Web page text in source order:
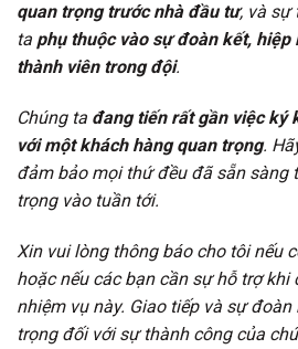
quan trọng trước nhà đầu tư, và sự
ta phụ thuộc vào sự đoàn kết, hiệp
thành viên trong đội.
Chúng ta đang tiến rất gần việc ký
với một khách hàng quan trọng.
đảm bảo mọi thứ đều đã sẵn sàng
trọng vào tuần tới.
Xin vui lòng thông báo cho tôi nếu
hoặc nếu các bạn cần sự hỗ trợ khi
nhiệm vụ này. Giao tiếp và sự đoàn
trọng đối với sự thành công của